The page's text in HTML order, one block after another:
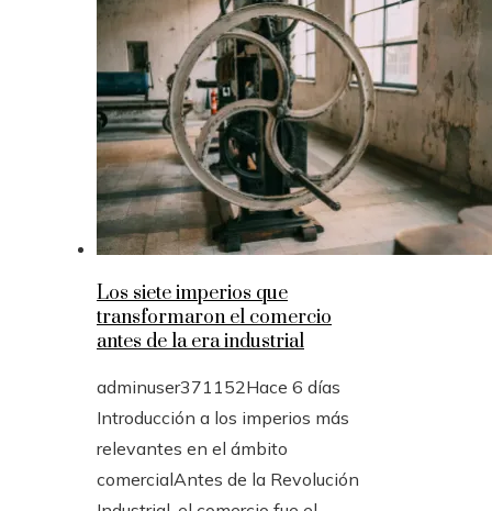
Los siete imperios que
transformaron el comercio
antes de la era industrial
adminuser371152Hace 6 días
Introducción a los imperios más
relevantes en el ámbito
comercialAntes de la Revolución